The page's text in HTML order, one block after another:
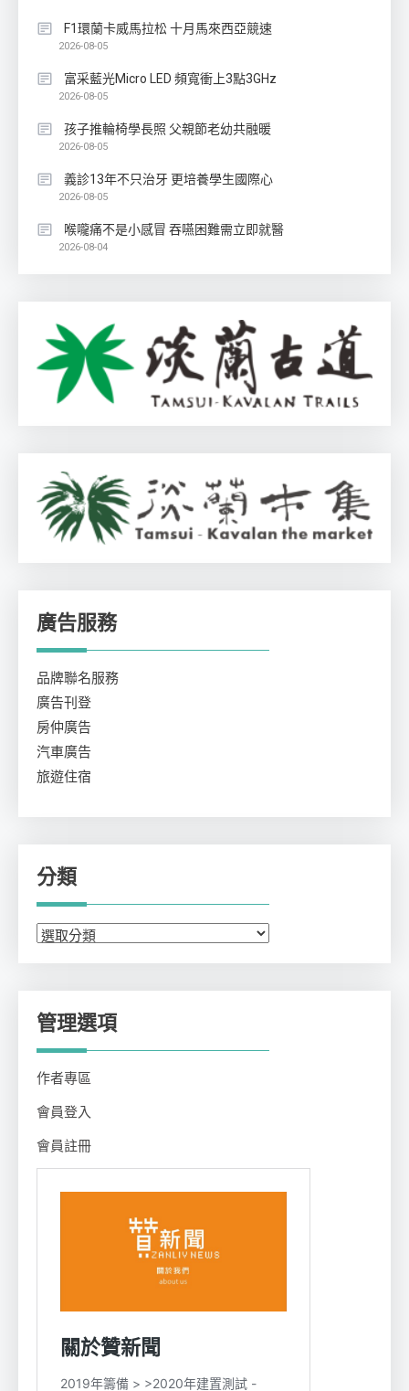
F1環蘭卡威馬拉松 十月馬來西亞競速
2026-08-05
富采藍光Micro LED 頻寬衝上3點3GHz
2026-08-05
孩子推輪椅學長照 父親節老幼共融暖
2026-08-05
義診13年不只治牙 更培養學生國際心
2026-08-05
喉嚨痛不是小感冒 吞嚥困難需立即就醫
2026-08-04
廣告服務
品牌聯名服務
廣告刊登
房仲廣告
汽車廣告
旅遊住宿
分類
分
管理選項
作者專區
會員登入
會員註冊